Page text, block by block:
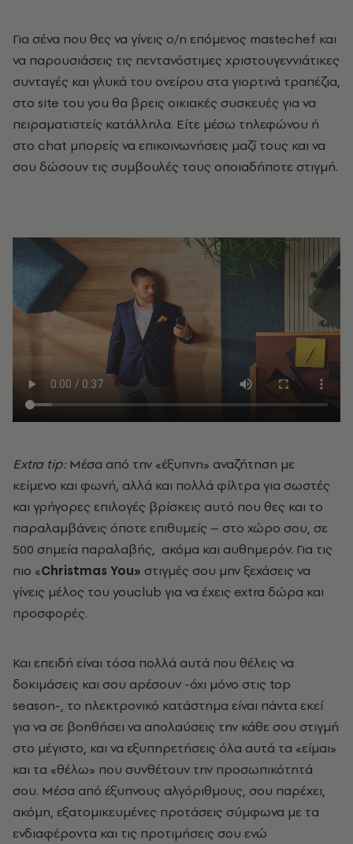
Για σένα που θες να γίνεις ο/η επόμενος mastechef και
να παρουσιάσεις τις πεντανόστιμες χριστουγεννιάτικες
συνταγές και γλυκά του ονείρου στα γιορτινά τραπέζια,
στο site του you θα βρεις οικιακές συσκευές για να
πειραματιστείς κατάλληλα. Είτε μέσω τηλεφώνου ή
στο chat μπορείς να επικοινωνήσεις μαζί τους και να
σου δώσουν τις συμβουλές τους οποιαδήποτε στιγμή.
Extra tip: Μέσα από την «έξυπνη» αναζήτηση με
κείμενο και φωνή, αλλά και πολλά φίλτρα για σωστές
και γρήγορες επιλογές βρίσκεις αυτό που θες και το
παραλαμβάνεις όποτε επιθυμείς – στο χώρο σου, σε
500 σημεία παραλαβής, ακόμα και αυθημερόν. Για τις
πιο «Christmas You» στιγμές σου μην ξεχάσεις να
γίνεις μέλος του youclub για να έχεις extra δώρα και
προσφορές.
Και επειδή είναι τόσα πολλά αυτά που θέλεις να
δοκιμάσεις και σου αρέσουν -όχι μόνο στις top
season-, το ηλεκτρονικό κατάστημα είναι πάντα εκεί
για να σε βοηθήσει να απολαύσεις την κάθε σου στιγμή
στο μέγιστο, και να εξυπηρετήσεις όλα αυτά τα «είμαι»
και τα «θέλω» που συνθέτουν την προσωπικότητά
σου. Μέσα από έξυπνους αλγόριθμους, σου παρέχει,
ακόμη, εξατομικευμένες προτάσεις σύμφωνα με τα
ενδιαφέροντα και τις προτιμήσεις σου ενώ